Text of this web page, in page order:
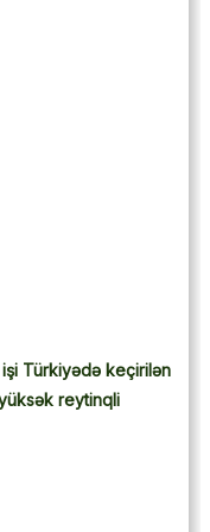
işi Türkiyədə keçirilən
reytinqli